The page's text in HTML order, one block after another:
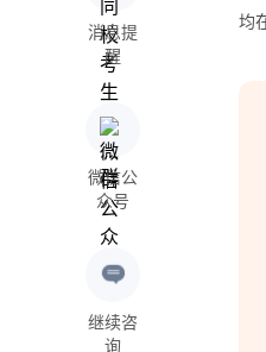
消息提
醒
微信公
众号
继续咨
询
均